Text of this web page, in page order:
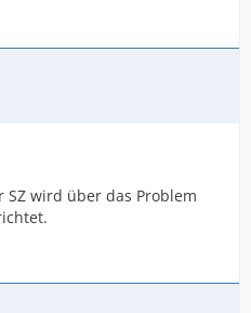
SZ wird über das Problem